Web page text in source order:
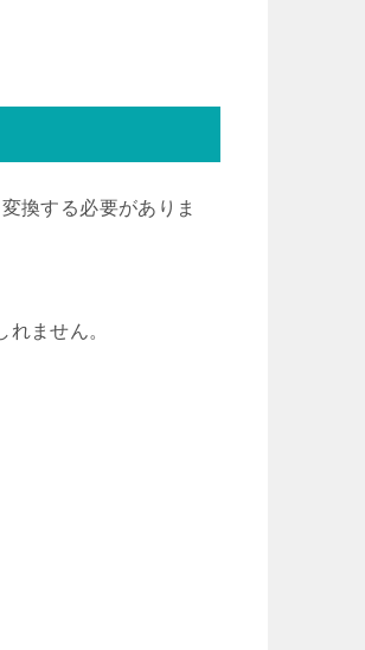
換する必要がありま
ません。